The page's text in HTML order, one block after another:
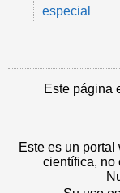
especial
Este página
Este es un
científica, no